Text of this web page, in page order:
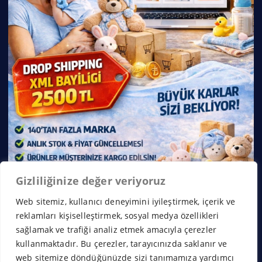
Gizliliğinize değer veriyoruz
Web sitemiz, kullanıcı deneyimini iyileştirmek, içerik ve
reklamları kişiselleştirmek, sosyal medya özellikleri
sağlamak ve trafiği analiz etmek amacıyla çerezler
kullanmaktadır. Bu çerezler, tarayıcınızda saklanır ve
web sitemize döndüğünüzde sizi tanımamıza yardımcı